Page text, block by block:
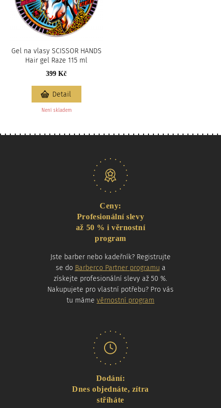
Gel na vlasy SCISSOR HANDS
Hair gel Raze 115 ml
399 Kč
Není skladem
Detail
Ceny:
Profesionální slevy
až 50 % i věrnostní
program
Jste barber nebo kadeřník? Registrujte
se do Barberco Partner programu a
získejte profesionální slevy až 50 %.
Nakupujete pro vlastní potřebu? Pro vás
tu máme věrnostní program
Dodání:
Dnes objednáte, zítra
stříháte